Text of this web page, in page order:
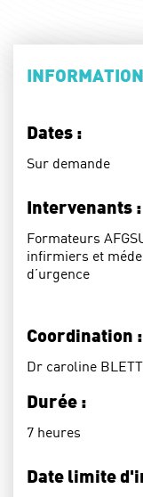
Dates :
Sur demande
Intervenants :
Formateurs
infirmiers et
d’urgence
Coordination :
Dr caroline
Durée :
7 heures
Date limite